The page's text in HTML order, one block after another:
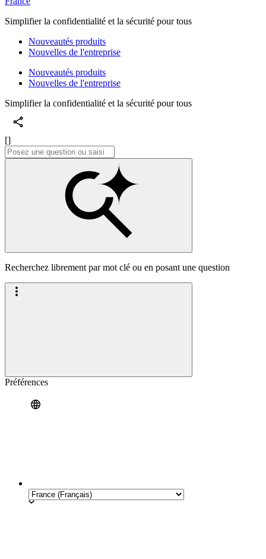
Simplifier la confidentialité et la sécurité pour tous
Nouveautés produits
Nouvelles de l'entreprise
Nouveautés produits
Nouvelles de l'entreprise
Simplifier la confidentialité et la sécurité pour tous
[]
Recherchez librement par mot clé ou en posant une question
Préférences